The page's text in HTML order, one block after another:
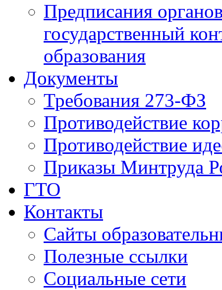
Предписания
государственный
образования
Документы
Требования 273-ФЗ
Противодействие
Противодействие
Приказы Минтруда
ГТО
Контакты
Сайты
Полезные ссылки
Социальные сети